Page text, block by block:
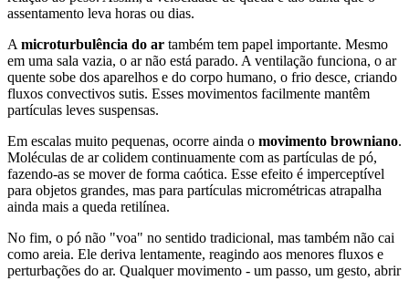
assentamento leva horas ou dias.
A microturbulência do ar também tem papel importante. Mesmo
em uma sala vazia, o ar não está parado. A ventilação funciona, o ar
quente sobe dos aparelhos e do corpo humano, o frio desce, criando
fluxos convectivos sutis. Esses movimentos facilmente mantêm
partículas leves suspensas.
Em escalas muito pequenas, ocorre ainda o movimento browniano.
Moléculas de ar colidem continuamente com as partículas de pó,
fazendo-as se mover de forma caótica. Esse efeito é imperceptível
para objetos grandes, mas para partículas micrométricas atrapalha
ainda mais a queda retilínea.
No fim, o pó não "voa" no sentido tradicional, mas também não cai
como areia. Ele deriva lentamente, reagindo aos menores fluxos e
perturbações do ar. Qualquer movimento - um passo, um gesto, abrir